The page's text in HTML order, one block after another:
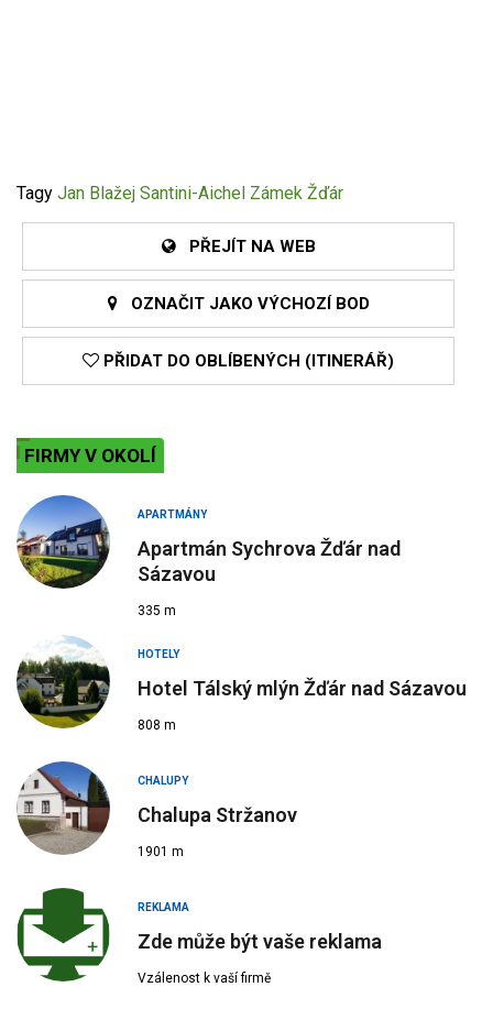
Tagy Jan Blažej Santini-Aichel Zámek Žďár
PŘEJÍT NA WEB
OZNAČIT JAKO VÝCHOZÍ BOD
PŘIDAT DO OBLÍBENÝCH (ITINERÁŘ)
FIRMY V OKOLÍ
APARTMÁNY
Apartmán Sychrova Žďár nad
Sázavou
335 m
HOTELY
Hotel Tálský mlýn Žďár nad Sázavou
808 m
CHALUPY
Chalupa Stržanov
1901 m
REKLAMA
Zde může být vaše reklama
Vzálenost k vaší firmě